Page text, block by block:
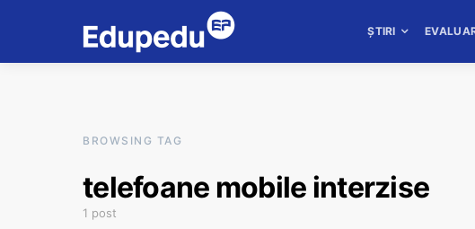
ȘTIRI
BROWSING TAG
telefoane mobile interzise
1 post